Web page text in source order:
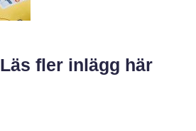
Läs fler inlägg här